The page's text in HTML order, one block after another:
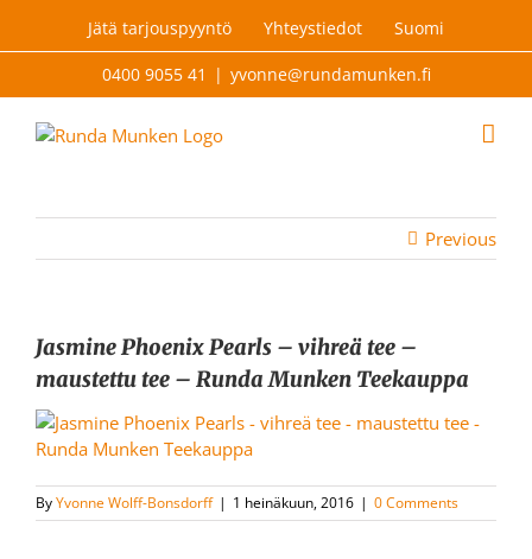
Jätä tarjouspyyntö Yhteystiedot Suomi
0400 9055 41 | yvonne@rundamunken.fi
Previous
Jasmine Phoenix Pearls – vihreä tee –
maustettu tee – Runda Munken Teekauppa
ByYvonne Wolff-Bonsdorff | 1 heinäkuun, 2016 | 0 Comments